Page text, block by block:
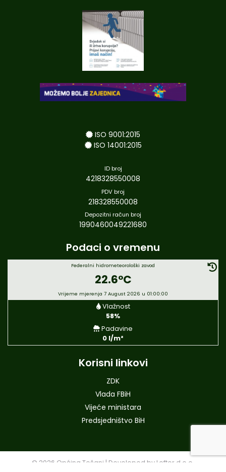
ISO 9001:2015
ISO 14001:2015
ID broj
4218328550008
PDV broj
218328550008
Depozitni račun broj
1990460049221680
Podaci o vremenu
Federalni hidrometeorološki zavod
22.6°C
Vrijeme mjerenja 7 August 2026 u 01:00:00
Vlažnost
58%
Padavine
0 l/m²
Korisni linkovi
ZDK
Vlada FBiH
Vijeće ministara
Predsjedništvo BiH
© 2026 Općina Tešanj | Developed by Leftor d.o.o.